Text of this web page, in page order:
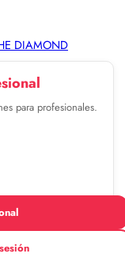
DIAMOND
para profesionales.